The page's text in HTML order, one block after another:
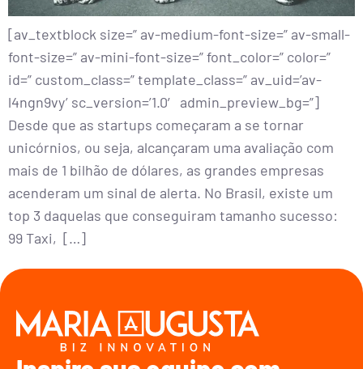
[av_textblock size=” av-medium-font-size=” av-small-
font-size=” av-mini-font-size=” font_color=” color=”
id=” custom_class=” template_class=” av_uid=’av-
l4ngn9vy’ sc_version=’1.0′ admin_preview_bg=”]
Desde que as startups começaram a se tornar
unicórnios, ou seja, alcançaram uma avaliação com
mais de 1 bilhão de dólares, as grandes empresas
acenderam um sinal de alerta. No Brasil, existe um
top 3 daquelas que conseguiram tamanho sucesso:
99 Taxi, […]